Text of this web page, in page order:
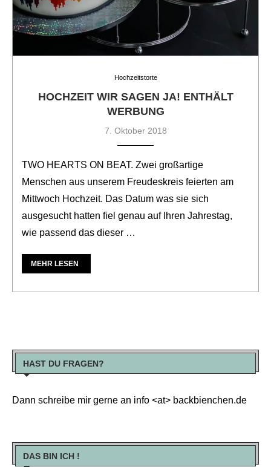
Hochzeitstorte
HOCHZEIT WIR SAGEN JA! ENTHÄLT
WERBUNG
7. Oktober 2018
TWO HEARTS ON BEAT. Zwei großartige
Menschen aus unserem Freudeskreis feierten am
Mittwoch Hochzeit. Das Datum was sie sich
ausgesucht hatten fiel genau auf Ihren Jahrestag,
wie passend das dieser …
MEHR LESEN
HAST DU FRAGEN?
Dann schreibe mir gerne an info <at> backbienchen.de
DAS BIN ICH !